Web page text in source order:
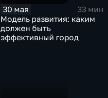
30 мая
33 мин
Модель развития: каким
должен быть
эффективный город